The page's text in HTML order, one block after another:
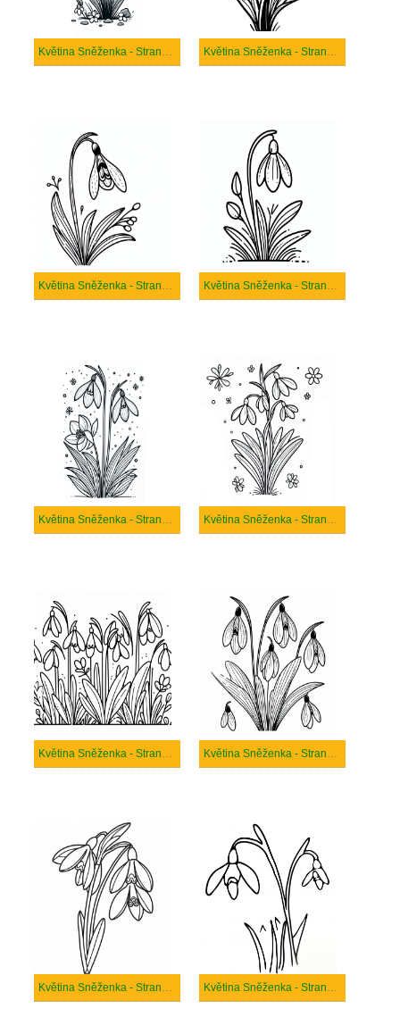
Květina Sněženka - Strana 9 Květina Sněženka - Strana 10
Květina Sněženka - Strana 11 Květina Sněženka - Strana 12
Květina Sněženka - Strana 13 Květina Sněženka - Strana 14
Květina Sněženka - Strana 15 Květina Sněženka - Strana 16
Květina Sněženka - Strana 17 Květina Sněženka - Strana 18